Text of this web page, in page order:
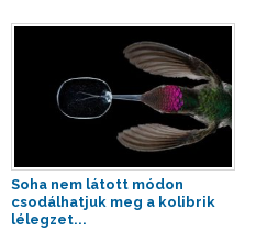
Soha nem látott módon
csodálhatjuk meg a kolibrik
lélegzet...